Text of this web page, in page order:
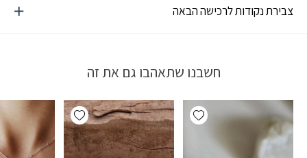
צבירת נקודות לרכישה הבאה
חשבנו שתאהבו גם את זה
Add wishlist
Add wishlist